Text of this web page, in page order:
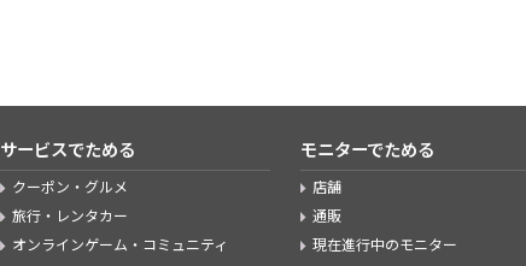
サービスでためる
クーポン・グルメ
旅行・レンタカー
オンラインゲーム・コミュニティ
モニターでためる
店舗
通販
現在進行中のモニター